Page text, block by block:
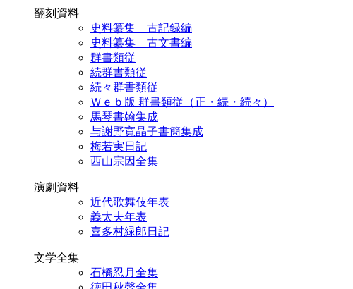
翻刻資料
史料纂集 古記録編
史料纂集 古文書編
群書類従
続群書類従
続々群書類従
Ｗｅｂ版 群書類従（正・続・続々）
馬琴書翰集成
与謝野寛晶子書簡集成
梅若実日記
西山宗因全集
演劇資料
近代歌舞伎年表
義太夫年表
喜多村緑郎日記
文学全集
石橋忍月全集